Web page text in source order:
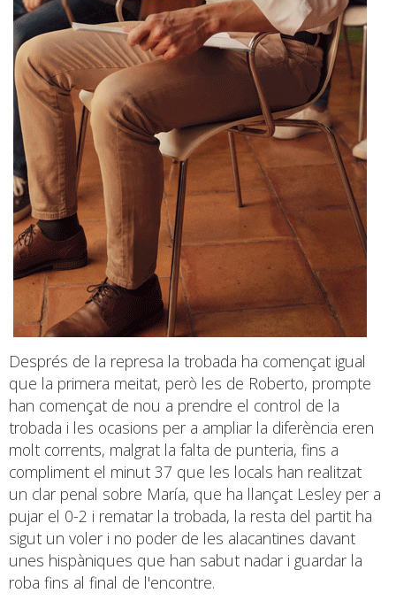
Després de la represa la trobada ha començat igual
que la primera meitat, però les de Roberto, prompte
han començat de nou a prendre el control de la
trobada i les ocasions per a ampliar la diferència eren
molt corrents, malgrat la falta de punteria, fins a
compliment el minut 37 que les locals han realitzat
un clar penal sobre María, que ha llançat Lesley per a
pujar el 0-2 i rematar la trobada, la resta del partit ha
sigut un voler i no poder de les alacantines davant
unes hispàniques que han sabut nadar i guardar la
roba fins al final de l'encontre.